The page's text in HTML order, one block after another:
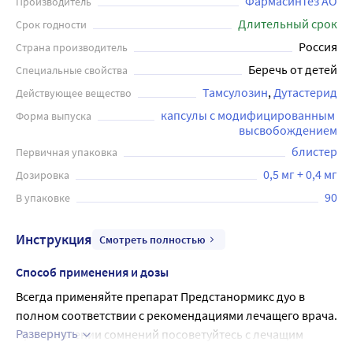
Срок годности Длительный срок
Страна производитель Россия
Специальные свойства Беречь от детей
Действующее вещество Тамсулозин Дутастерид
Форма выпуска
капсулы с модифицированным
высвобождением
Первичная упаковка блистер
Дозировка 0,5 мг + 0,4 мг
В упаковке 90
Инструкция Смотреть полностью
Способ применения и дозы
Всегда применяйте препарат Предстанормикс дуо в
полном соответствии с рекомендациями лечащего врача.
При появлении сомнений посоветуйтесь с лечащим
Развернуть